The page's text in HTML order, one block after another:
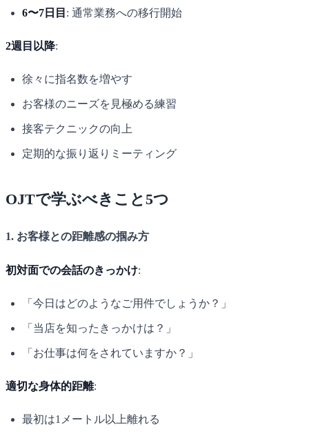
6〜7日目 : 通常業務への移行開始
2週目以降:
徐々に指名数を増やす
お客様のニーズを見極める練習
接客テクニックの向上
定期的な振り返りミーティング
OJTで学ぶべきこと5つ
1. お客様との距離感の掴み方
初対面での会話のきっかけ:
「今日はどのようなご用件でしょうか？」
「当店を知ったきっかけは？」
「お仕事は何をされていますか？」
適切な身体的距離:
最初は1メートル以上離れる